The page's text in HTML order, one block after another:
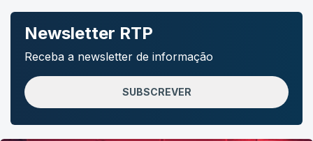
Newsletter RTP
Receba a newsletter de informação
SUBSCREVER